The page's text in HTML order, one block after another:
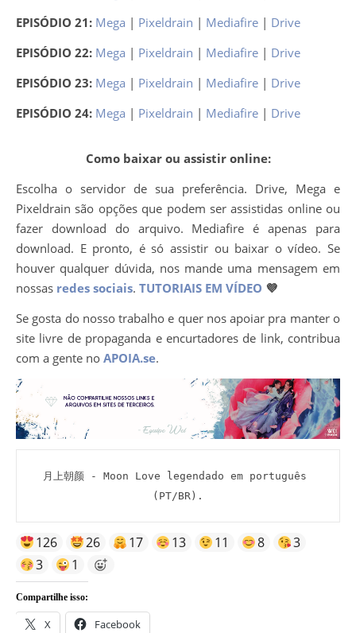
EPISÓDIO 21: Mega | Pixeldrain | Mediafire | Drive
EPISÓDIO 22: Mega | Pixeldrain | Mediafire | Drive
EPISÓDIO 23: Mega | Pixeldrain | Mediafire | Drive
EPISÓDIO 24: Mega | Pixeldrain | Mediafire | Drive
Como baixar ou assistir online:
Escolha o servidor de sua preferência. Drive, Mega e
Pixeldrain são opções que podem ser assistidas online ou
fazer download do arquivo. Mediafire é apenas para
download. E pronto, é só assistir ou baixar o vídeo. Se
houver qualquer dúvida, nos mande uma mensagem em
nossas redes sociais. TUTORIAIS EM VÍDEO 💜
Se gosta do nosso trabalho e quer nos apoiar pra manter o
site livre de propaganda e encurtadores de link, contribua
com a gente no APOIA.se.
月上朝颜 - Moon Love legendado em português
(PT/BR).
126 26 17 13 11 8
3
3
1
Compartilhe isso:
X Facebook